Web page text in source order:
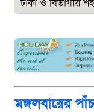
ঢাকা ও বিভাগীয়
মঙ্গলবারের